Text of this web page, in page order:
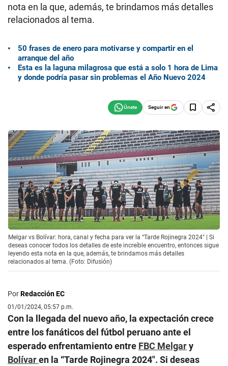
nota en la que, además, te brindamos más detalles
relacionados al tema.
50 frases de enero para motivarse y compartir en el
arranque del año
Esta es la laguna milagrosa que está a solo 1 hora de Lima
y donde podría pasar sin problemas el Año Nuevo 2024
Seguir en
Melgar vs Bolívar: hora, canal y fecha para ver la “Tarde Rojinegra 2024″ | Si
deseas conocer todos los detalles de este increíble encuentro, entonces sigue
leyendo esta nota en la que, además, te brindamos más detalles
relacionados al tema. (Foto: Difusión)
PorRedacción EC
01/01/2024, 05:57 p.m.
Con la llegada del nuevo año, la expectación crece
entre los fanáticos del fútbol peruano ante el
esperado enfrentamiento entre FBC Melgary
Bolívaren la “Tarde Rojinegra 2024″. Si deseas